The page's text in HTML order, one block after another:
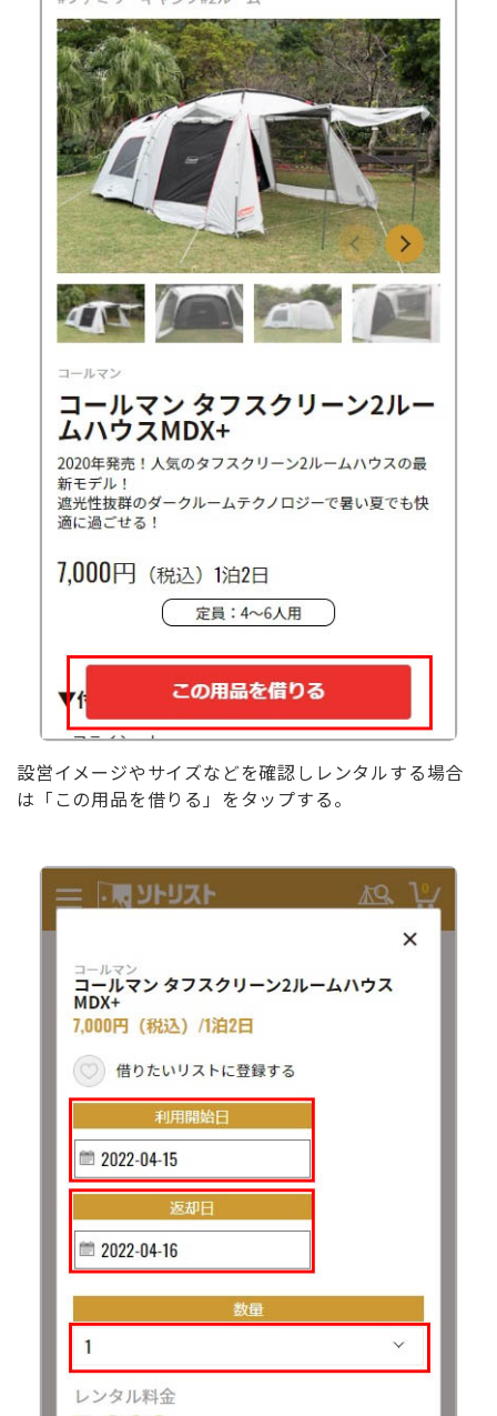
設営イメージやサイズなどを確認しレンタルする場合
は「この用品を借りる」をタップする。